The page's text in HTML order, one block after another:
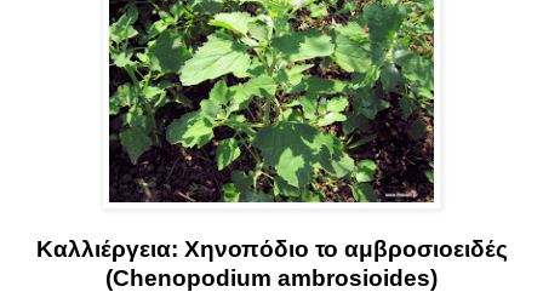
Καλλιέργεια: Χηνοπόδιο το αμβροσιοειδές
(Chenopodium ambrosioides)